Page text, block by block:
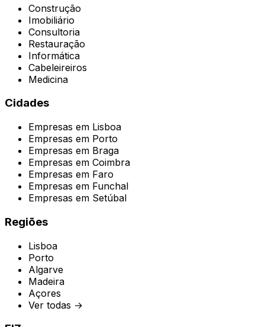
Construção
Imobiliário
Consultoria
Restauração
Informática
Cabeleireiros
Medicina
Cidades
Empresas em Lisboa
Empresas em Porto
Empresas em Braga
Empresas em Coimbra
Empresas em Faro
Empresas em Funchal
Empresas em Setúbal
Regiões
Lisboa
Porto
Algarve
Madeira
Açores
Ver todas →